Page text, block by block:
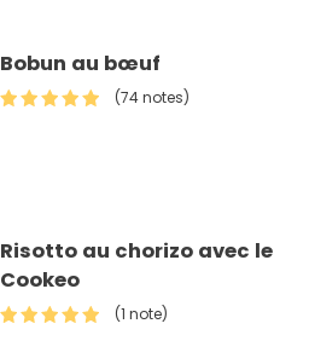
Bobun au bœuf
(74 notes)
Risotto au chorizo avec le
Cookeo
(1 note)